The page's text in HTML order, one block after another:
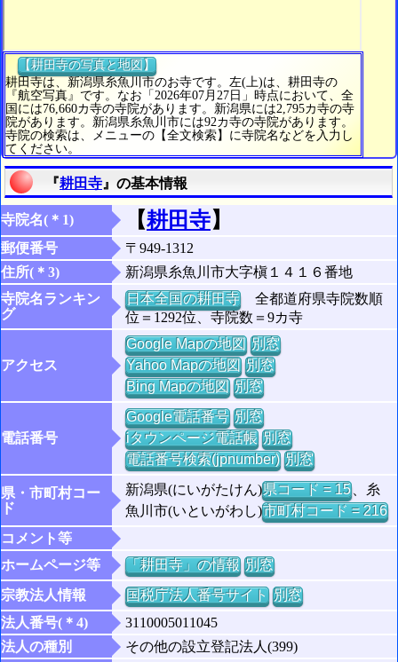
【耕田寺の写真と地図】
耕田寺は、新潟県糸魚川市のお寺です。左(上)は、耕田寺の
『航空写真』です。なお「2026年07月27日」時点において、全
国には76,660カ寺の寺院があります。新潟県には2,795カ寺の寺
院があります。新潟県糸魚川市には92カ寺の寺院があります。
寺院の検索は、メニューの【全文検索】に寺院名などを入力し
てください。
『耕田寺 』の基本情報
寺院名(＊1) 【耕田寺】
郵便番号
〒949-1312
住所(＊3)
新潟県糸魚川市大字槇１４１６番地
寺院名ランキン
グ
日本全国の耕田寺全都道府県寺院数順
位＝1292位、寺院数＝9カ寺
アクセス
Google Mapの地図 別窓
Yahoo Mapの地図 別窓
Bing Mapの地図 別窓
電話番号
Google電話番号 別窓
iタウンページ電話帳 別窓
電話番号検索(jpnumber) 別窓
県・市町村コー
ド
新潟県(にいがたけん)県コード = 15、糸
魚川市(いといがわし)市町村コード = 216
コメント等
ホームページ等
「耕田寺」の情報 別窓
宗教法人情報
国税庁法人番号サイト 別窓
法人番号(＊4)
3110005011045
法人の種別
その他の設立登記法人(399)